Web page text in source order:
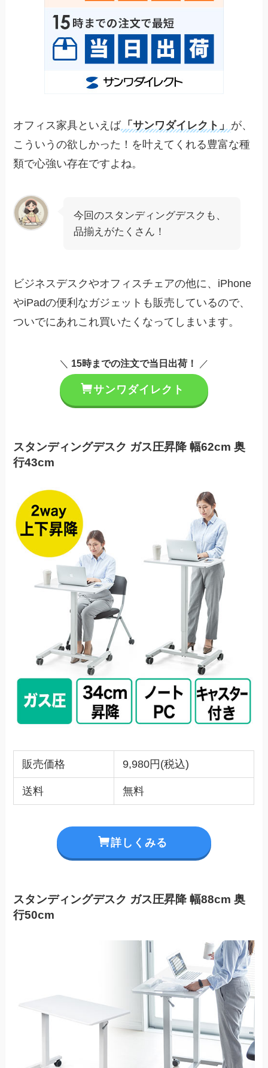
オフィス家具といえば 「サンワダイレクト」
が、
こういうの欲しかった！を叶えてくれる豊富な種
類で心強い存在ですよね。
今回のスタンディングデスクも、
品揃えがたくさん！
ビジネスデスクやオフィスチェアの他に、iPhone
やiPadの便利なガジェットも販売しているので、
ついでにあれこれ買いたくなってしまいます。
＼ 15時までの注文で当日出荷！ ／
サンワダイレクト
スタンディングデスク ガス圧昇降 幅62cm 奥
行43cm
販売価格 9,980円(税込)
送料 無料
詳しくみる
スタンディングデスク ガス圧昇降 幅88cm 奥
行50cm